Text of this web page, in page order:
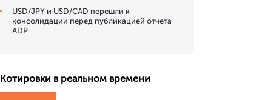
USD/JPY и USD/CAD перешли к
консолидации перед публикацией отчета
ADP
Котировки в реальном времени